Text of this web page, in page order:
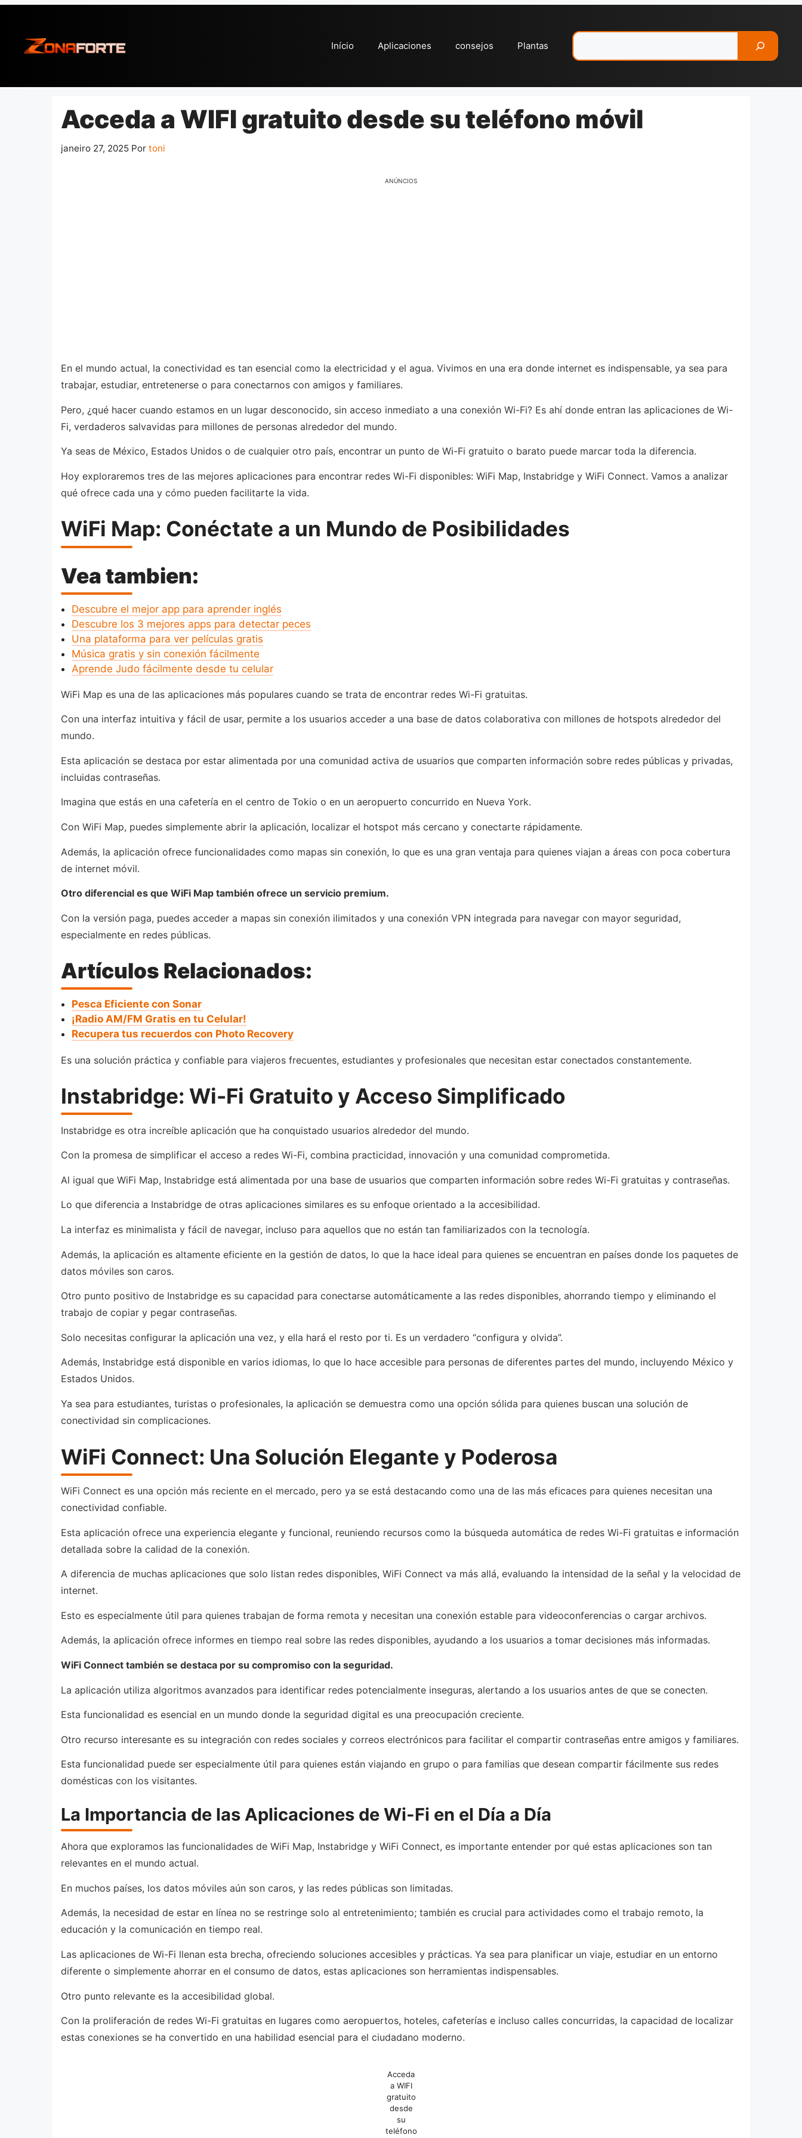
conteúdo
Início Aplicaciones consejos Plantas
Acceda a WIFI gratuito desde su teléfono móvil
janeiro 27, 2025 Por toni
ANÚNCIOS
En el mundo actual, la conectividad es tan esencial como la electricidad y el agua. Vivimos en una era donde internet es indispensable, ya sea para
trabajar, estudiar, entretenerse o para conectarnos con amigos y familiares.
Pero, ¿qué hacer cuando estamos en un lugar desconocido, sin acceso inmediato a una conexión Wi-Fi? Es ahí donde entran las aplicaciones de Wi-
Fi, verdaderos salvavidas para millones de personas alrededor del mundo.
Ya seas de México, Estados Unidos o de cualquier otro país, encontrar un punto de Wi-Fi gratuito o barato puede marcar toda la diferencia.
Hoy exploraremos tres de las mejores aplicaciones para encontrar redes Wi-Fi disponibles: WiFi Map, Instabridge y WiFi Connect. Vamos a analizar
qué ofrece cada una y cómo pueden facilitarte la vida.
WiFi Map: Conéctate a un Mundo de Posibilidades
Vea tambien:
Descubre el mejor app para aprender inglés
Descubre los 3 mejores apps para detectar peces
Una plataforma para ver películas gratis
Música gratis y sin conexión fácilmente
Aprende Judo fácilmente desde tu celular
WiFi Map es una de las aplicaciones más populares cuando se trata de encontrar redes Wi-Fi gratuitas.
Con una interfaz intuitiva y fácil de usar, permite a los usuarios acceder a una base de datos colaborativa con millones de hotspots alrededor del
mundo.
Esta aplicación se destaca por estar alimentada por una comunidad activa de usuarios que comparten información sobre redes públicas y privadas,
incluidas contraseñas.
Imagina que estás en una cafetería en el centro de Tokio o en un aeropuerto concurrido en Nueva York.
Con WiFi Map, puedes simplemente abrir la aplicación, localizar el hotspot más cercano y conectarte rápidamente.
Además, la aplicación ofrece funcionalidades como mapas sin conexión, lo que es una gran ventaja para quienes viajan a áreas con poca cobertura
de internet móvil.
Otro diferencial es que WiFi Map también ofrece un servicio premium.
Con la versión paga, puedes acceder a mapas sin conexión ilimitados y una conexión VPN integrada para navegar con mayor seguridad,
especialmente en redes públicas.
Artículos Relacionados:
Pesca Eficiente con Sonar
¡Radio AM/FM Gratis en tu Celular!
Recupera tus recuerdos con Photo Recovery
Es una solución práctica y confiable para viajeros frecuentes, estudiantes y profesionales que necesitan estar conectados constantemente.
Instabridge: Wi-Fi Gratuito y Acceso Simplificado
Instabridge es otra increíble aplicación que ha conquistado usuarios alrededor del mundo.
Con la promesa de simplificar el acceso a redes Wi-Fi, combina practicidad, innovación y una comunidad comprometida.
Al igual que WiFi Map, Instabridge está alimentada por una base de usuarios que comparten información sobre redes Wi-Fi gratuitas y contraseñas.
Lo que diferencia a Instabridge de otras aplicaciones similares es su enfoque orientado a la accesibilidad.
La interfaz es minimalista y fácil de navegar, incluso para aquellos que no están tan familiarizados con la tecnología.
Además, la aplicación es altamente eficiente en la gestión de datos, lo que la hace ideal para quienes se encuentran en países donde los paquetes de
datos móviles son caros.
Otro punto positivo de Instabridge es su capacidad para conectarse automáticamente a las redes disponibles, ahorrando tiempo y eliminando el
trabajo de copiar y pegar contraseñas.
Solo necesitas configurar la aplicación una vez, y ella hará el resto por ti. Es un verdadero “configura y olvida”.
Además, Instabridge está disponible en varios idiomas, lo que lo hace accesible para personas de diferentes partes del mundo, incluyendo México y
Estados Unidos.
Ya sea para estudiantes, turistas o profesionales, la aplicación se demuestra como una opción sólida para quienes buscan una solución de
conectividad sin complicaciones.
WiFi Connect: Una Solución Elegante y Poderosa
WiFi Connect es una opción más reciente en el mercado, pero ya se está destacando como una de las más eficaces para quienes necesitan una
conectividad confiable.
Esta aplicación ofrece una experiencia elegante y funcional, reuniendo recursos como la búsqueda automática de redes Wi-Fi gratuitas e información
detallada sobre la calidad de la conexión.
A diferencia de muchas aplicaciones que solo listan redes disponibles, WiFi Connect va más allá, evaluando la intensidad de la señal y la velocidad de
internet.
Esto es especialmente útil para quienes trabajan de forma remota y necesitan una conexión estable para videoconferencias o cargar archivos.
Además, la aplicación ofrece informes en tiempo real sobre las redes disponibles, ayudando a los usuarios a tomar decisiones más informadas.
WiFi Connect también se destaca por su compromiso con la seguridad.
La aplicación utiliza algoritmos avanzados para identificar redes potencialmente inseguras, alertando a los usuarios antes de que se conecten.
Esta funcionalidad es esencial en un mundo donde la seguridad digital es una preocupación creciente.
Otro recurso interesante es su integración con redes sociales y correos electrónicos para facilitar el compartir contraseñas entre amigos y familiares.
Esta funcionalidad puede ser especialmente útil para quienes están viajando en grupo o para familias que desean compartir fácilmente sus redes
domésticas con los visitantes.
La Importancia de las Aplicaciones de Wi-Fi en el Día a Día
Ahora que exploramos las funcionalidades de WiFi Map, Instabridge y WiFi Connect, es importante entender por qué estas aplicaciones son tan
relevantes en el mundo actual.
En muchos países, los datos móviles aún son caros, y las redes públicas son limitadas.
Además, la necesidad de estar en línea no se restringe solo al entretenimiento; también es crucial para actividades como el trabajo remoto, la
educación y la comunicación en tiempo real.
Las aplicaciones de Wi-Fi llenan esta brecha, ofreciendo soluciones accesibles y prácticas. Ya sea para planificar un viaje, estudiar en un entorno
diferente o simplemente ahorrar en el consumo de datos, estas aplicaciones son herramientas indispensables.
Otro punto relevante es la accesibilidad global.
Con la proliferación de redes Wi-Fi gratuitas en lugares como aeropuertos, hoteles, cafeterías e incluso calles concurridas, la capacidad de localizar
estas conexiones se ha convertido en una habilidad esencial para el ciudadano moderno.
Acceda
a WIFI
gratuito
desde
su
teléfono